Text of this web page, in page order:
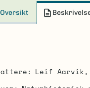
Oversikt
Leif Aarvik